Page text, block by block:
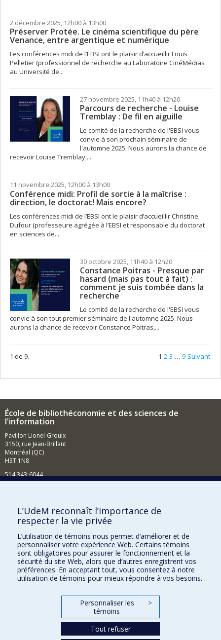
2 décembre 2025, 12h00 à 13h00
Préserver Protée. Le cinéma scientifique du père
Venance, entre argentique et numérique
Les conférences midi de l’EBSI ont le plaisir d’accueillir Louis
Pelletier (professionnel de recherche au Laboratoire CinéMédias
au Université de...
27 novembre 2025, 11h40 à 12h20
Parcours de recherche - Louise
Tremblay : De fil en aiguille
Le comité de la recherche de l'EBSI vous
convie à son prochain séminaire de
l'automne 2025. Nous aurons la chance de
recevoir Louise Tremblay,...
11 novembre 2025, 12h00 à 13h00
Conférence midi: Profil de sortie à la maîtrise :
direction, le doctorat! Mais encore?
Les conférences midi de l’EBSI ont le plaisir d’accueillir Christine
Dufour (professeure agrégée à l’EBSI et responsable du doctorat
en sciences de...
30 octobre 2025, 11h40 à 12h20
Constance Poitras - Presque par
hasard (mais pas tout à fait) :
comment je suis tombée dans la
recherche
Le comité de la recherche de l'EBSI vous
convie à son tout premier séminaire de l'automne 2025. Nous
aurons la chance de recevoir Constance Poitras,...
1 de 9. 1 2 3 … 9 Suivant
École de bibliothéconomie et des sciences de
l'information
Pavillon Lionel-Groulx
3150, rue Jean-Brillant
Montréal (QC)
H3T 1N8
514 343-6044
Comment soutenir l'École?
BESOIN D'AIDE?
Plan du site
Signaler une erreur
Accessibilité
FACULTÉ DES ARTS ET DES SCIENCES
Nos départements et écoles
L’UdeM reconnaît l’importance de
respecter la vie privée
L’utilisation de témoins nous permet d’améliorer et de
personnaliser votre expérience Web. Certains témoins
sont obligatoires pour assurer le fonctionnement et la
sécurité du site Web, alors que d’autres enregistrent vos
préférences. En acceptant tout, vous consentez à notre
utilisation de témoins pour mieux répondre à vos besoins.
Personnaliser les
témoins
>
Tout refuser